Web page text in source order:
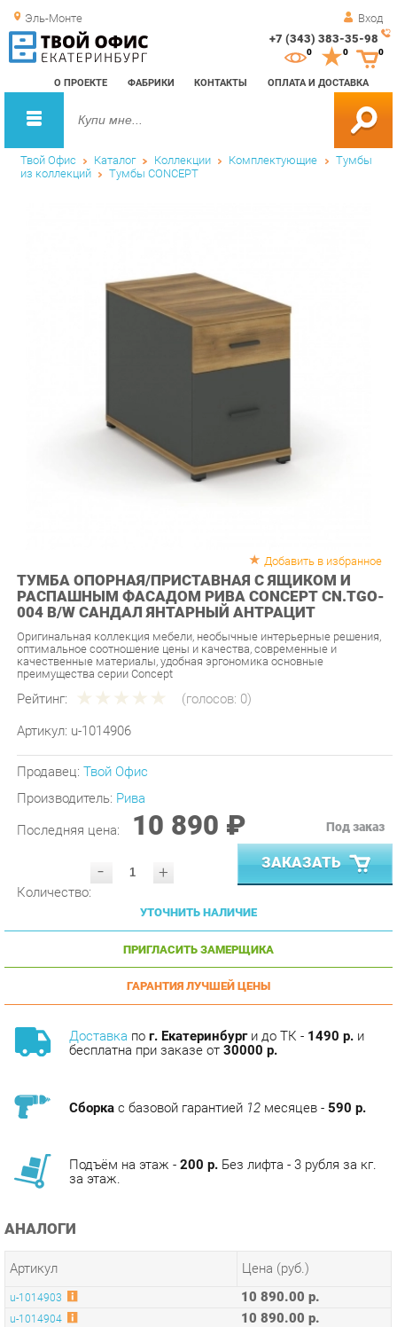
Эль-Монте Вход
+7 (343) 383-35-98
О ПРОЕКТЕ ФАБРИКИ КОНТАКТЫ ОПЛАТА И ДОСТАВКА
0 0
Твой Офис Каталог Коллекции Комплектующие Тумбы
из коллекций Тумбы CONCEPT
ТУМБА ОПОРНАЯ/ПРИСТАВНАЯ С ЯЩИКОМ И
РАСПАШНЫМ ФАСАДОМ РИВА CONCEPT CN.TGO-
004 B/W САНДАЛ ЯНТАРНЫЙ АНТРАЦИТ
Оригинальная коллекция мебели, необычные интерьерные решения,
оптимальное соотношение цены и качества, современные и
качественные материалы, удобная эргономика основные
преимущества серии Concept
Рейтинг: (голосов:0)
Артикул: u-1014906
Продавец: Твой Офис
Производитель:Рива
Последняя цена: 10 890 ₽
- +
ЗАКАЗАТЬ
УТОЧНИТЬ НАЛИЧИЕ
ПРИГЛАСИТЬ ЗАМЕРЩИКА
ГАРАНТИЯ ЛУЧШЕЙ ЦЕНЫ
по г. Екатеринбурги до ТК -
бесплатна при заказе от30000 р.
Подъём на этаж - 200 р. Без лифта - 3 рубля за кг.
АНАЛОГИ
u-1014904 10 890.00 р.
10 890.00 р.